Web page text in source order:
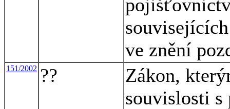
ve znění
151/2002 ??
Zákon,
souvislosti s